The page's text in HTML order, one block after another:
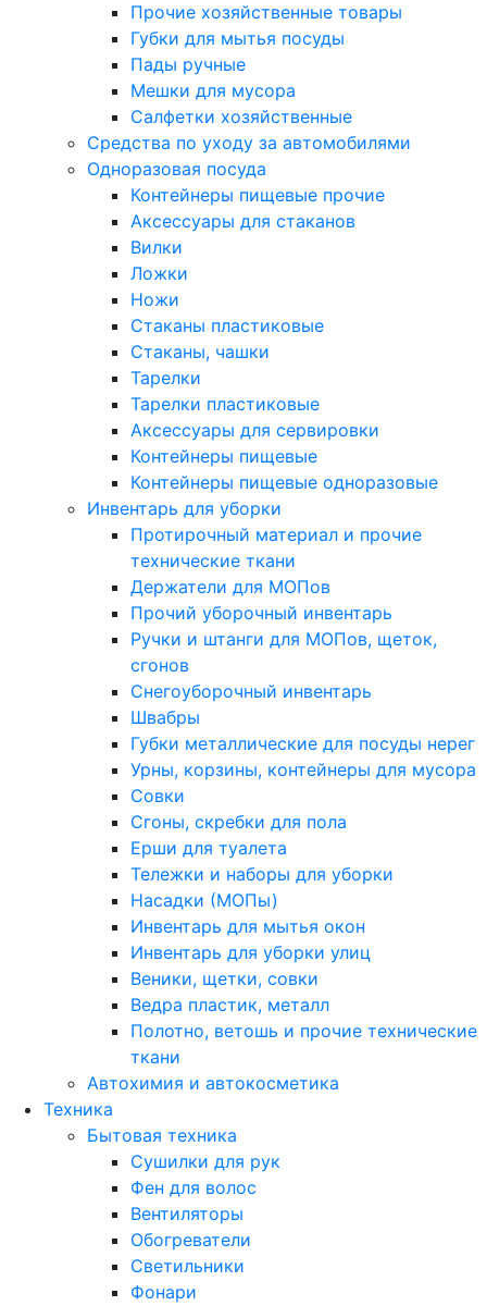
Прочие хозяйственные товары
Губки для мытья посуды
Пады ручные
Мешки для мусора
Салфетки хозяйственные
Средства по уходу за автомобилями
Одноразовая посуда
Контейнеры пищевые прочие
Аксессуары для стаканов
Вилки
Ложки
Ножи
Стаканы пластиковые
Стаканы, чашки
Тарелки
Тарелки пластиковые
Аксессуары для сервировки
Контейнеры пищевые
Контейнеры пищевые одноразовые
Инвентарь для уборки
Протирочный материал и прочие
технические ткани
Держатели для МОПов
Прочий уборочный инвентарь
Ручки и штанги для МОПов, щеток,
сгонов
Снегоуборочный инвентарь
Швабры
Губки металлические для посуды нерег
Урны, корзины, контейнеры для мусора
Совки
Сгоны, скребки для пола
Ерши для туалета
Тележки и наборы для уборки
Насадки (МОПы)
Инвентарь для мытья окон
Инвентарь для уборки улиц
Веники, щетки, совки
Ведра пластик, металл
Полотно, ветошь и прочие технические
ткани
Автохимия и автокосметика
Техника
Бытовая техника
Сушилки для рук
Фен для волос
Вентиляторы
Обогреватели
Светильники
Фонари